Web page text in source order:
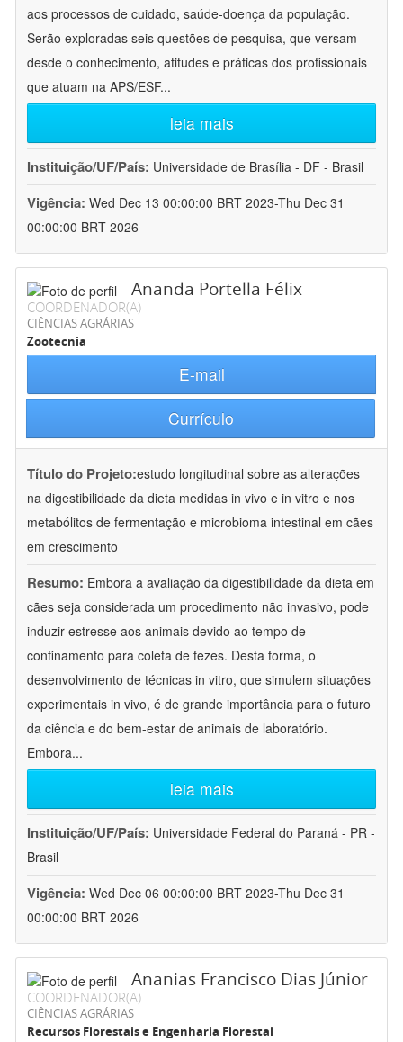
aos processos de cuidado, saúde-doença da população.
Serão exploradas seis questões de pesquisa, que versam
desde o conhecimento, atitudes e práticas dos profissionais
que atuam na APS/ESF...
leia mais
Instituição/UF/País: Universidade de Brasília - DF - Brasil
Vigência: Wed Dec 13 00:00:00 BRT 2023-Thu Dec 31
00:00:00 BRT 2026
Ananda Portella Félix
COORDENADOR(A)
CIÊNCIAS AGRÁRIAS
Zootecnia
E-mail
Currículo
Título do Projeto:estudo longitudinal sobre as alterações
na digestibilidade da dieta medidas in vivo e in vitro e nos
metabólitos de fermentação e microbioma intestinal em cães
em crescimento
Resumo: Embora a avaliação da digestibilidade da dieta em
cães seja considerada um procedimento não invasivo, pode
induzir estresse aos animais devido ao tempo de
confinamento para coleta de fezes. Desta forma, o
desenvolvimento de técnicas in vitro, que simulem situações
experimentais in vivo, é de grande importância para o futuro
da ciência e do bem-estar de animais de laboratório.
Embora...
leia mais
Instituição/UF/País: Universidade Federal do Paraná - PR -
Brasil
Vigência: Wed Dec 06 00:00:00 BRT 2023-Thu Dec 31
00:00:00 BRT 2026
Ananias Francisco Dias Júnior
COORDENADOR(A)
CIÊNCIAS AGRÁRIAS
Recursos Florestais e Engenharia Florestal